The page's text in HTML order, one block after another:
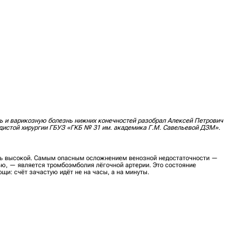
варикозную болезнь нижних конечностей разобрал Алексей Петрович
хирургии ГБУЗ «ГКБ № 31 им. академика Г.М. Савельевой ДЗМ».
высокой. Самым опасным осложнением венозной недостаточности —
— является тромбоэмболия лёгочной артерии. Это состояние
счёт зачастую идёт не на часы, а на минуты.